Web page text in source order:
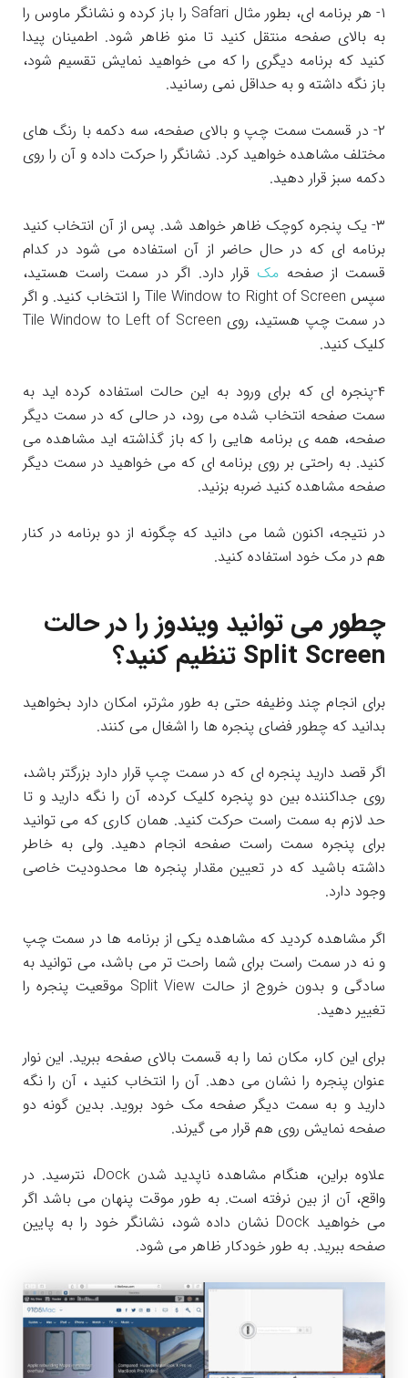
۱- هر برنامه ای، بطور مثال Safari را باز کرده و نشانگر ماوس را
به بالای صفحه منتقل کنید تا منو ظاهر شود. اطمینان پیدا
کنید که برنامه دیگری را که می خواهید نمایش تقسیم شود،
باز نگه داشته و به حداقل نمی رسانید.
۲- در قسمت سمت چپ و بالای صفحه، سه دکمه با رنگ های
مختلف مشاهده خواهید کرد. نشانگر را حرکت داده و آن را روی
دکمه سبز قرار دهید.
۳- یک پنجره کوچک ظاهر خواهد شد. پس از آن انتخاب کنید
برنامه ای که در حال حاضر از آن استفاده می شود در کدام
قسمت از صفحه مک قرار دارد. اگر در سمت راست هستید،
سپس Tile Window to Right of Screen را انتخاب کنید. و اگر
در سمت چپ هستید، روی Tile Window to Left of Screen
کلیک کنید.
۴-پنجره ای که برای ورود به این حالت استفاده کرده اید به
سمت صفحه انتخاب شده می رود، در حالی که در سمت دیگر
صفحه، همه ی برنامه هایی را که باز گذاشته اید مشاهده می
کنید. به راحتی بر روی برنامه ای که می خواهید در سمت دیگر
صفحه مشاهده کنید ضربه بزنید.
در نتیجه، اکنون شما می دانید که چگونه از دو برنامه در کنار
هم در مک خود استفاده کنید.
چطور می توانید ویندوز را در حالت
Split Screen تنظیم کنید؟
برای انجام چند وظیفه حتی به طور مثرتر، امکان دارد بخواهید
بدانید که چطور فضای پنجره ها را اشغال می کنند.
اگر قصد دارید پنجره ای که در سمت چپ قرار دارد بزرگتر باشد،
روی جداکننده بین دو پنجره کلیک کرده، آن را نگه دارید و تا
حد لازم به سمت راست حرکت کنید. همان کاری که می توانید
برای پنجره سمت راست صفحه انجام دهید. ولی به خاطر
داشته باشید که در تعیین مقدار پنجره ها محدودیت خاصی
وجود دارد.
اگر مشاهده کردید که مشاهده یکی از برنامه ها در سمت چپ
و نه در سمت راست برای شما راحت تر می باشد، می توانید به
سادگی و بدون خروج از حالت Split View موقعیت پنجره را
تغییر دهید.
برای این کار، مکان نما را به قسمت بالای صفحه ببرید. این نوار
عنوان پنجره را نشان می دهد. آن را انتخاب کنید ، آن را نگه
دارید و به سمت دیگر صفحه مک خود بروید. بدین گونه دو
صفحه نمایش روی هم قرار می گیرند.
علاوه براین، هنگام مشاهده ناپدید شدن Dock، نترسید. در
واقع، آن از بین نرفته است. به طور موقت پنهان می باشد اگر
می خواهید Dock نشان داده شود، نشانگر خود را به پایین
صفحه ببرید. به طور خودکار ظاهر می شود.